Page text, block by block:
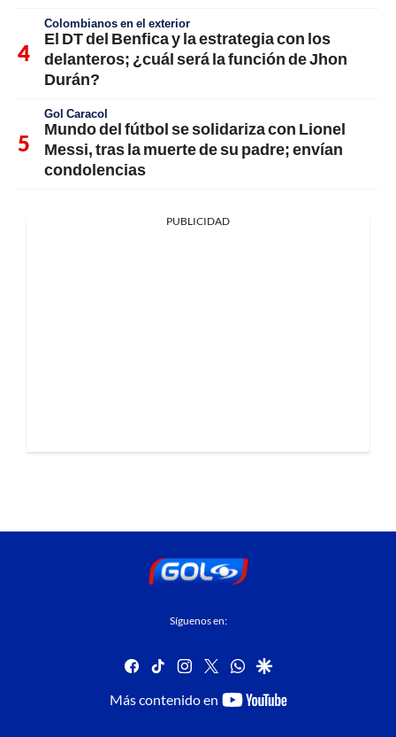
Colombianos en el exterior
El DT del Benfica y la estrategia con los
delanteros; ¿cuál será la función de Jhon
Durán?
Gol Caracol
Mundo del fútbol se solidariza con Lionel
Messi, tras la muerte de su padre; envían
condolencias
PUBLICIDAD
Síguenos en:
facebook
tiktok instagram
twitterwhatsapp
google
Más contenido en
youtube-